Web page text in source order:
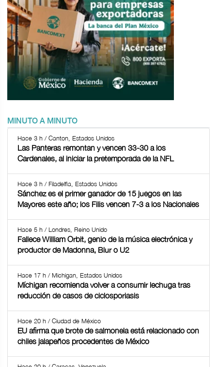
MINUTO A MINUTO
Hace 3 h / Canton, Estados Unidos
Las Panteras remontan y vencen 33-30 a los
Cardenales, al iniciar la pretemporada de la NFL
Hace 3 h / Filadelfia, Estados Unidos
Sánchez es el primer ganador de 15 juegos en las
Mayores este año; los Filis vencen 7-3 a los Nacionales
Hace 5 h / Londres, Reino Unido
Fallece William Orbit, genio de la música electrónica y
productor de Madonna, Blur o U2
Hace 17 h / Michigan, Estados Unidos
Míchigan recomienda volver a consumir lechuga tras
reducción de casos de ciclosporiasis
Hace 20 h / Ciudad de México
EU afirma que brote de salmonela está relacionado con
chiles jalapeños procedentes de México